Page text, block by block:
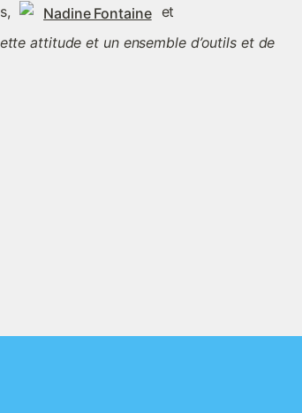
Nadine Fontaine et
attitude et un ensemble d’outils et de